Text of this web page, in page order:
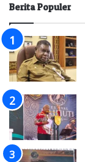
Berita Populer